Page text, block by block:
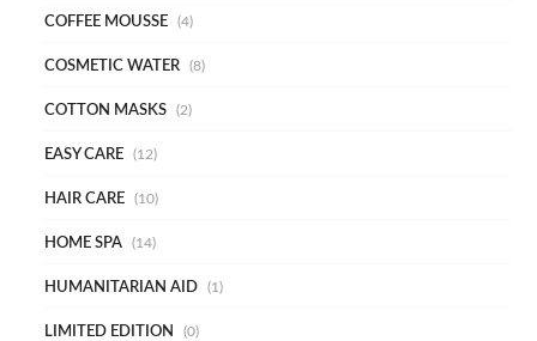
COFFEE MOUSSE 4
COSMETIC WATER 8
COTTON MASKS 2
EASY CARE 12
HAIR CARE 10
HOME SPA 14
HUMANITARIAN AID 1
LIMITED EDITION 0